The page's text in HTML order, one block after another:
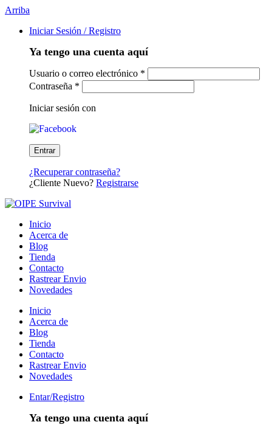
Arriba
Iniciar Sesión / Registro
Ya tengo una cuenta aquí
Usuario o correo electrónico *
Contraseña *
Iniciar sesión con
¿Recuperar contraseña?
¿Cliente Nuevo? Registrarse
Inicio
Acerca de
Blog
Tienda
Contacto
Rastrear Envio
Novedades
Inicio
Acerca de
Blog
Tienda
Contacto
Rastrear Envio
Novedades
Entar/Registro
Ya tengo una cuenta aquí